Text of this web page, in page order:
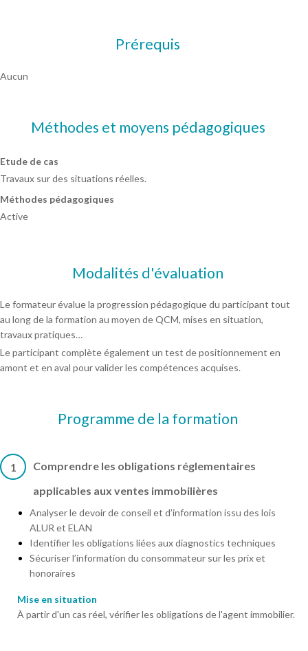
Prérequis
Aucun
Méthodes et moyens pédagogiques
Etude de cas
Travaux sur des situations réelles.
Méthodes pédagogiques
Active
Modalités d'évaluation
Le formateur évalue la progression pédagogique du participant tout
au long de la formation au moyen de QCM, mises en situation,
travaux pratiques…
Le participant complète également un test de positionnement en
amont et en aval pour valider les compétences acquises.
Programme de la formation
1
Comprendre les obligations réglementaires
applicables aux ventes immobilières
Analyser le devoir de conseil et d’information issu des lois
ALUR et ELAN
Identifier les obligations liées aux diagnostics techniques
Sécuriser l’information du consommateur sur les prix et
honoraires
Mise en situation
À partir d'un cas réel, vérifier les obligations de l'agent immobilier.